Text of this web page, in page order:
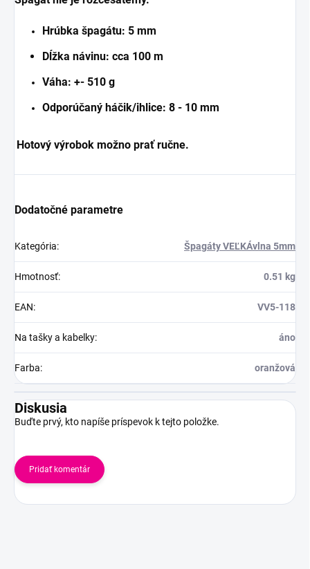
Hrúbka špagátu: 5 mm
Dĺžka návinu: cca 100 m
Váha: +- 510 g
Odporúčaný háčik/ihlice: 8 - 10 mm
Hotový výrobok možno prať ručne.
Dodatočné parametre
Kategória: Špagáty VEĽKÁvlna 5mm
Hmotnosť: 0.51 kg
EAN: VV5-118
Na tašky a kabelky: áno
Farba: oranžová
Diskusia
Buďte prvý, kto napíše príspevok k tejto položke.
Pridať komentár